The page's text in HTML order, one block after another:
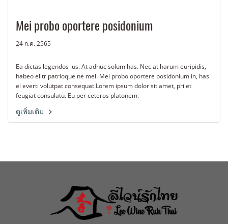
Mei probo oportere posidonium
24 ก.ค. 2565
Ea dictas legendos ius. At adhuc solum has. Nec at harum euripidis,
habeo elitr patrioque ne mel. Mei probo oportere posidonium in, has
ei everti volutpat consequat.Lorem ipsum dolor sit amet, pri et
feugiat consulatu. Eu per ceteros platonem.
ดูเพิ่มเติม